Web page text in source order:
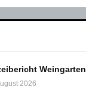
Weingarten
2026